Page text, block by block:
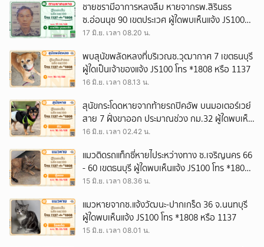
ชายชรามีอาการหลงลืม หายจากรพ.สิรินธร
ซ.อ่อนนุช 90 เขตประเวศ ผู้ใดพบเห็นแจ้ง JS100
โทร *1808 หรือ 1137
17 มิ.ย. เวลา 08.20 น.
พบสุนัขพลัดหลงที่บริเวณซ.วุฒากาศ 7 เขตธนบุรี
ผู้ใดเป็นเจ้าของแจ้ง JS100 โทร *1808 หรือ 1137
16 มิ.ย. เวลา 08.13 น.
สุนัขกระโดดหายจากท้ายรถปิคอัพ บนมอเตอร์เวย์
สาย 7 ฝั่งขาออก ประมาณช่วง กม.32 ผู้ใดพบเห็น
แจ้ง JS100 โทร *1808 หรือ 1137
16 มิ.ย. เวลา 02.42 น.
แมวติดรถแท็กซี่หายไประหว่างทาง ซ.เจริญนคร 66
- 60 เขตธนบุรี ผู้ใดพบเห็นแจ้ง JS100 โทร *1808
หรือ 1137
15 มิ.ย. เวลา 08.36 น.
แมวหายจากซ.แจ้งวัฒนะ-ปากเกร็ด 36 จ.นนทบุรี
ผู้ใดพบเห็นแจ้ง JS100 โทร *1808 หรือ 1137
15 มิ.ย. เวลา 08.01 น.